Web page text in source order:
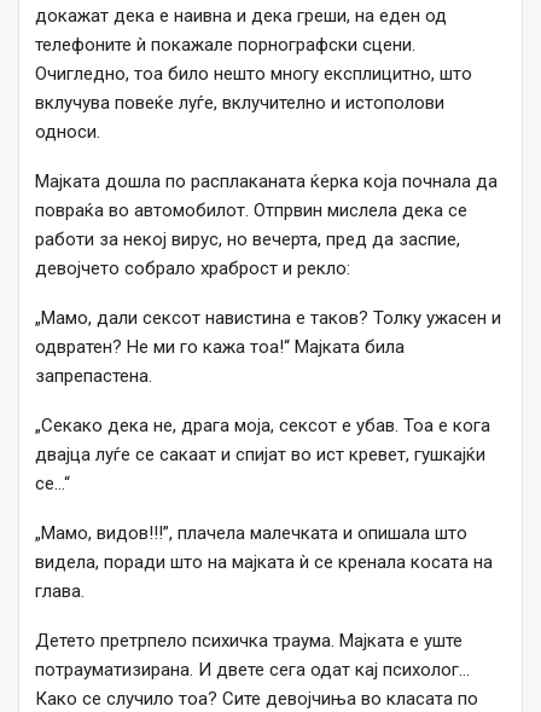
докажат дека е наивна и дека греши, на еден од
телефоните ѝ покажале порнографски сцени.
Очигледно, тоа било нешто многу експлицитно, што
вклучува повеќе луѓе, вклучително и истополови
односи.
Мајката дошла по расплаканата ќерка која почнала да
повраќа во автомобилот. Отпрвин мислела дека се
работи за некој вирус, но вечерта, пред да заспие,
девојчето собрало храброст и рекло:
„Мамо, дали сексот навистина е таков? Толку ужасен и
одвратен? Не ми го кажа тоа!“ Мајката била
запрепастена.
„Секако дека не, драга моја, сексот е убав. Тоа е кога
двајца луѓе се сакаат и спијат во ист кревет, гушкајќи
се…“
„Мамо, видов!!!”, плачела малечката и опишала што
видела, поради што на мајката ѝ се кренала косата на
глава.
Детето претрпело психичка траума. Мајката е уште
потрауматизирана. И двете сега одат кај психолог…
Како се случило тоа? Сите девојчиња во класата по